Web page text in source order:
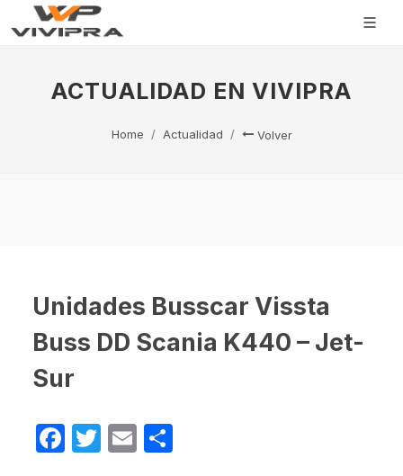
ACTUALIDAD EN VIVIPRA
Home Actualidad Volver
Unidades Busscar Vissta
Buss DD Scania K440 – Jet-
Sur
Facebook
Twitter
Email